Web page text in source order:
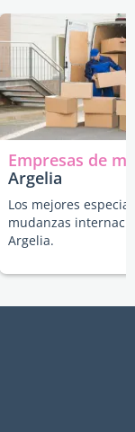
Empresas de
Argelia
Los mejores
mudanzas
Argelia.